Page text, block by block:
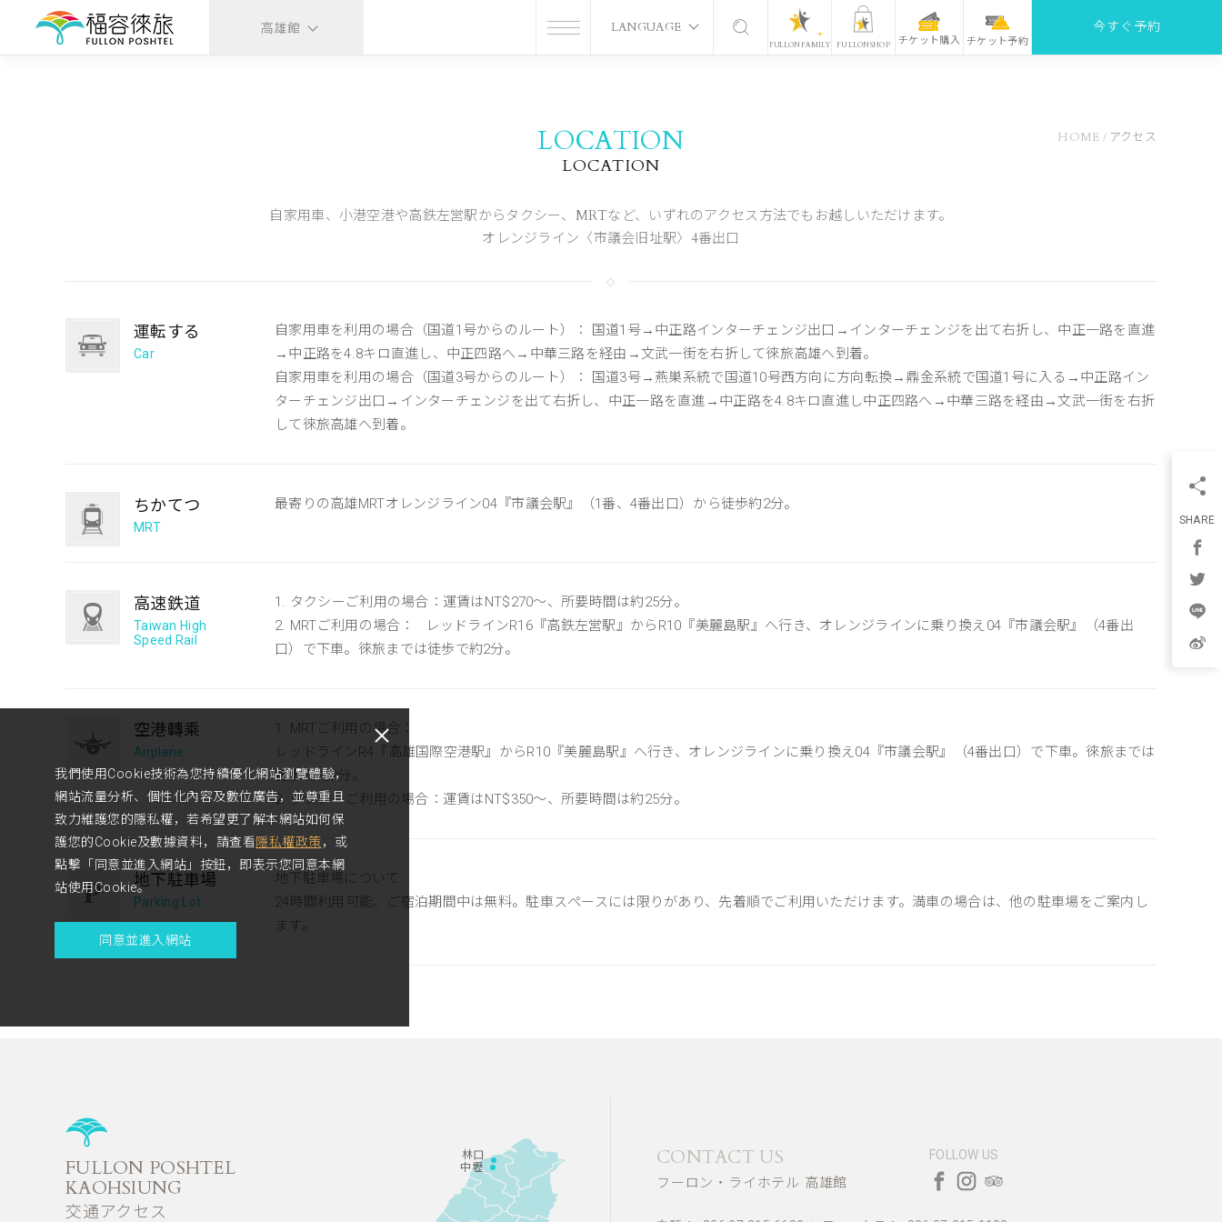
高雄館 LANGUAGE
FULLON FAMILY FULLONSHOP チケット購入 チケット予約
今すぐ予約
LOCATION
LOCATION
自家用車、小港空港や高鉄左営駅からタクシー、MRTなど、いずれのアクセス方法でもお越しいただけます。
オレンジライン〈市議会旧址駅〉4番出口
HOME / アクセス
運転する
Car
自家用車を利用の場合（国道1号からのルート）： 国道1号→中正路インターチェンジ出口→インターチェンジを出て右折し、中正一路を直進
→中正路を4.8キロ直進し、中正四路へ→中華三路を経由→文武一街を右折して徠旅高雄へ到着。
自家用車を利用の場合（国道3号からのルート）： 国道3号→燕巣系統で国道10号西方向に方向転換→鼎金系統で国道1号に入る→中正路イン
ターチェンジ出口→インターチェンジを出て右折し、中正一路を直進→中正路を4.8キロ直進し中正四路へ→中華三路を経由→文武一街を右折
して徠旅高雄へ到着。
ちかてつ
MRT
最寄りの高雄MRTオレンジライン04『市議会駅』（1番、4番出口）から徒歩約2分。
高速鉄道
Taiwan High
Speed Rail
1. タクシーご利用の場合：運賃はNT$270～、所要時間は約25分。
2. MRTご利用の場合： レッドラインR16『高鉄左営駅』からR10『美麗島駅』へ行き、オレンジラインに乗り換え04『市議会駅』（4番出
口）で下車。徠旅までは徒歩で約2分。
空港轉乘
Airplane
1. MRTご利用の場合：
レッドラインR4『高雄国際空港駅』からR10『美麗島駅』へ行き、オレンジラインに乗り換え04『市議会駅』（4番出口）で下車。徠旅までは
徒歩で約2分。
2. タクシーご利用の場合：運賃はNT$350～、所要時間は約25分。
地下駐車場
Parking Lot
地下駐車場について
24時間利用可能、ご宿泊期間中は無料。駐車スぺースには限りがあり、先着順でご利用いただけます。満車の場合は、他の駐車場をご案内し
ます。
SHARE
FULLON POSHTEL
KAOHSIUNG
交通アクセス
林口
中壢
CONTACT US
フーロン・ライホテル 高雄館
FOLLOW US
我們使用Cookie技術為您持續優化網站瀏覽體驗，
網站流量分析、個性化內容及數位廣告，並尊重且
致力維護您的隱私權，若希望更了解本網站如何保
護您的Cookie及數據資料，請查看隱私權政策，或
點擊「同意並進入網站」按鈕，即表示您同意本網
站使用Cookie。
同意並進入網站